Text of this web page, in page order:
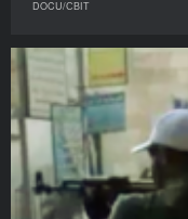
DOCU/СВІТ